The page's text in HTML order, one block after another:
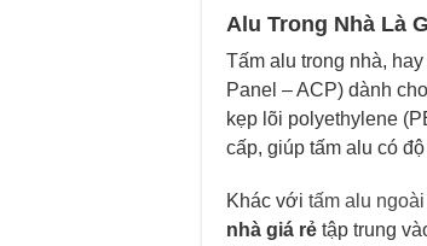
Alu Trong Nhà Là
Tấm alu trong nhà,
Panel – ACP) dành
kẹp lõi polyethylene
cấp, giúp tấm alu có
Khác với tấm alu
nhà giá rẻ tập trung